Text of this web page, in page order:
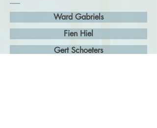
Ward Gabriels
Fien Hiel
Gert Schoeters